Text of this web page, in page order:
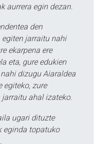
aurrera egin dezan.
den
jarraitu nahi
ekarpena ere
eta, gure edukien
dizugu Aiaraldea
egiteko, zure
ahal izateko.
ugari dituzte
eginda topatuko